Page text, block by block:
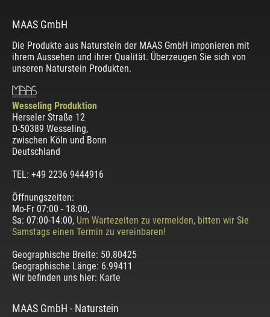
MAAS GmbH
Die Produkte aus Naturstein der MAAS GmbH imponieren mit
ihrem Aussehen und ihrer Qualität. Überzeugen Sie sich von
unseren Naturstein Produkten.
Wesseling Produktion
Herseler Straße 12
D-50389 Wesseling,
zwischen Köln und Bonn
Deutschland
TEL: +49 2236 9444916
Öffnungszeiten:
Mo-Fr 07:00 - 18:00,
Sa: 07:00-14:00, Um Wartezeiten zu vermeiden, bitten wir Sie
Samstags einen Termin zu vereinbaren!
Geographische Breite: 50.80425
Geographische Länge: 6.99411
Wir befinden uns hier: Karte
MAAS GmbH - Naturstein